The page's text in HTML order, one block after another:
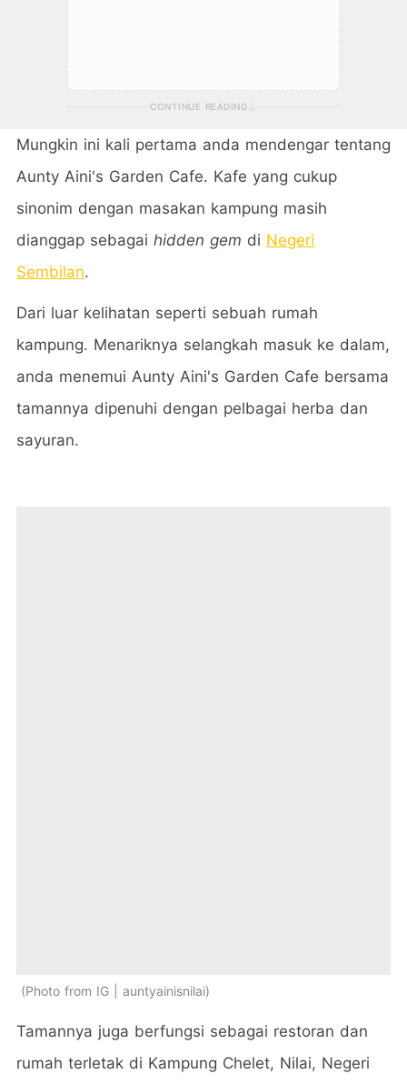
CONTINUE READING
Mungkin ini kali pertama anda mendengar tentang
Aunty Aini's Garden Cafe. Kafe yang cukup
sinonim dengan masakan kampung masih
dianggap sebagai hidden gem di Negeri
Sembilan.
Dari luar kelihatan seperti sebuah rumah
kampung. Menariknya selangkah masuk ke dalam,
anda menemui Aunty Aini's Garden Cafe bersama
tamannya dipenuhi dengan pelbagai herba dan
sayuran.
Photo from IG | auntyainisnilai
Tamannya juga berfungsi sebagai restoran dan
rumah terletak di Kampung Chelet, Nilai, Negeri